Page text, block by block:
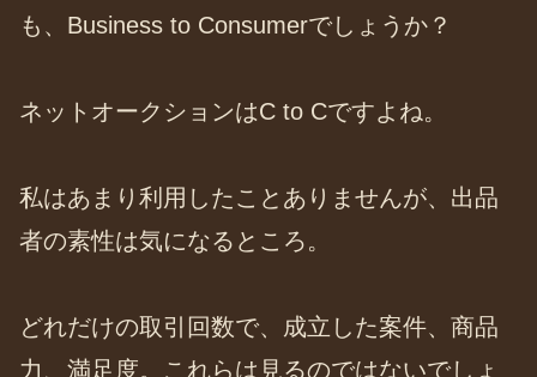
も、Business to Consumerでしょうか？
ネットオークションはC to Cですよね。
私はあまり利用したことありませんが、出品
者の素性は気になるところ。
どれだけの取引回数で、成立した案件、商品
力、満足度。これらは見るのではないでしょ